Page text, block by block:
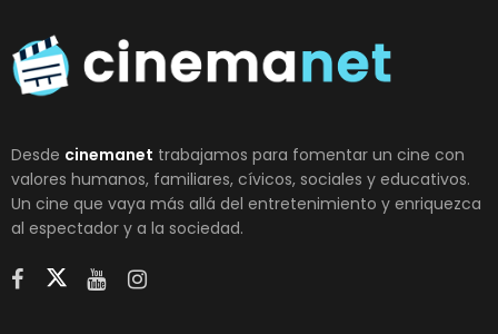
Desde cinemanet trabajamos para fomentar un cine con
valores humanos, familiares, cívicos, sociales y educativos.
Un cine que vaya más allá del entretenimiento y enriquezca
al espectador y a la sociedad.